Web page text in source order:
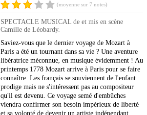
(moyenne sur 7 notes)
SPECTACLE MUSICAL de et mis en scène
Camille de Léobardy.
Saviez-vous que le dernier voyage de Mozart à
Paris a été un tournant dans sa vie ? Une aventure
libératrice méconnue, en musique évidemment ! Au
printemps 1778 Mozart arrive à Paris pour se faire
connaître. Les français se souviennent de l'enfant
prodige mais ne s'intéressent pas au compositeur
qu'il est devenu. Ce voyage semé d'embûches
viendra confirmer son besoin impérieux de liberté
et sa volonté de devenir un artiste indépendant.